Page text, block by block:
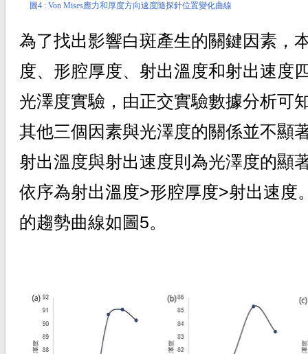
圖4 : Von Mises應力和厚度方向速度隨探針位置變化曲線
為了找出影響白斑產生的關鍵因素，
度、形腔厚度、射出溫度和射出速度
光澤度實驗，由正交實驗數據分析可
其他三個因素與光澤度的關係並不顯
射出溫度與射出速度則為光澤度的顯
依序為射出溫度>形腔厚度>射出速度
的趨勢曲線如圖5。